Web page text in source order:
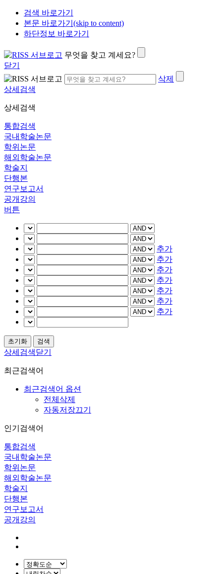
검색 바로가기
본문 바로가기(skip to content)
하단정보 바로가기
무엇을 찾고 계세요?
닫기
삭제
상세검색
상세검색
통합검색
국내학술논문
학위논문
해외학술논문
학술지
단행본
연구보고서
공개강의
버튼
추가
추가
추가
추가
추가
추가
추가
상세검색닫기
최근검색어
최근검색어 옵션
전체삭제
자동저장끄기
인기검색어
통합검색
국내학술논문
학위논문
해외학술논문
학술지
단행본
연구보고서
공개강의